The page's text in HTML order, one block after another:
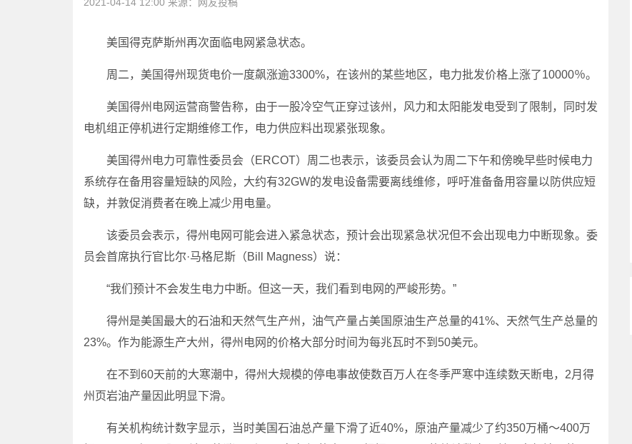
美国得克萨斯州再次面临电网紧急状态。
周二，美国得州现货电价一度飙涨逾3300%，在该州的某些地区，电力批发价格上涨了10000％。
美国得州电网运营商警告称，由于一股冷空气正穿过该州，风力和太阳能发电受到了限制，同时发
电机组正停机进行定期维修工作，电力供应料出现紧张现象。
美国得州电力可靠性委员会（ERCOT）周二也表示，该委员会认为周二下午和傍晚早些时候电力
系统存在备用容量短缺的风险，大约有32GW的发电设备需要离线维修，呼吁准备备用容量以防供应短
缺，并敦促消费者在晚上减少用电量。
该委员会表示，得州电网可能会进入紧急状态，预计会出现紧急状况但不会出现电力中断现象。委
员会首席执行官比尔·马格尼斯（Bill Magness）说：
“我们预计不会发生电力中断。但这一天，我们看到电网的严峻形势。”
得州是美国最大的石油和天然气生产州，油气产量占美国原油生产总量的41%、天然气生产总量的
23%。作为能源生产大州，得州电网的价格大部分时间为每兆瓦时不到50美元。
在不到60天前的大寒潮中，得州大规模的停电事故使数百万人在冬季严寒中连续数天断电，2月得
州页岩油产量因此明显下滑。
有关机构统计数字显示，当时美国石油总产量下滑了近40%，原油产量减少了约350万桶～400万